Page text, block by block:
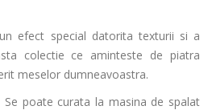
efect special datorita texturii si a
colectie ce aminteste de piatra
meselor dumneavoastra.
Se poate curata la masina de spalat